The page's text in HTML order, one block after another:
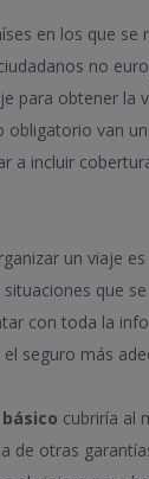
en los que se
no
para obtener la
obligatorio van
a incluir
un viaje
que
con toda la
seguro más
cubriría al
de otras